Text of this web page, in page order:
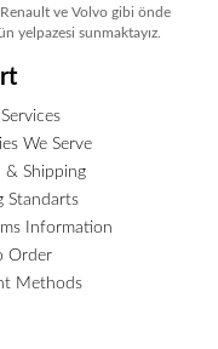
ve Volvo gibi önde
yelpazesi sunmaktayız.
We Serve
& Shipping
Standarts
Information
Order
Methods